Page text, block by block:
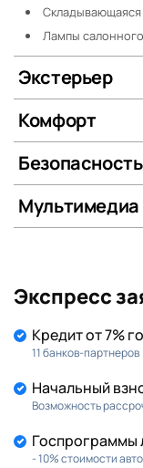
Складывающаяся
Лампы
Экстерьер
Комфорт
Безопасность
Мультимедиа
Экспресс
Кредит от 7%
11 банков-партнеров
Начальный
Возможность
Госпрограммы
- 10% стоимости авто